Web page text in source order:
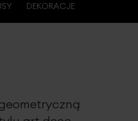
DEKORACJE